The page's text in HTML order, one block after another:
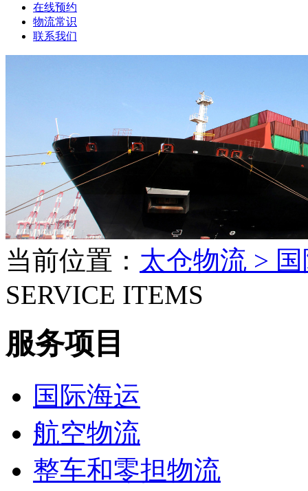
在线预约
物流常识
联系我们
当前位置： 太仓物流 >
SERVICE ITEMS
服务项目
国际海运
航空物流
整车和零担物流